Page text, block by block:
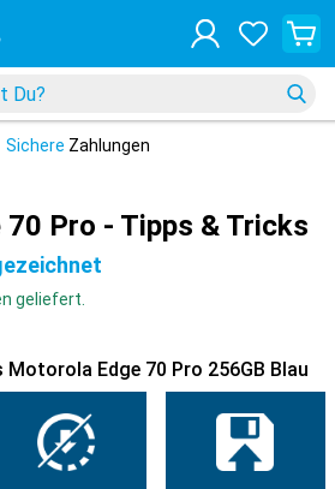
Sichere Zahlungen
Pro - Tipps & Tricks
geliefert.
Edge 70 Pro 256GB Blau